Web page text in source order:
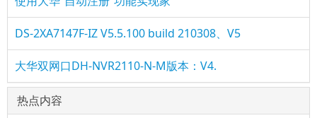
DS-2XA7147F-IZ V5.5.100 build 210308、V5
大华双网口DH-NVR2110-N-M版本：V4.
热点内容